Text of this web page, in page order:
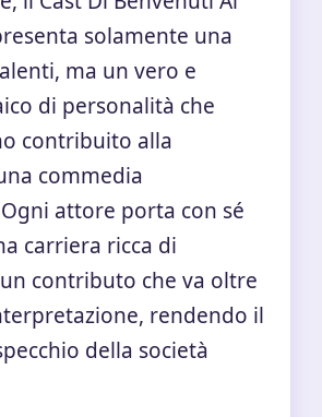
solamente una
ma un vero e
di personalità che
contribuito alla
commedia
attore porta con sé
carriera ricca di
contributo che va oltre
rendendo il
della società